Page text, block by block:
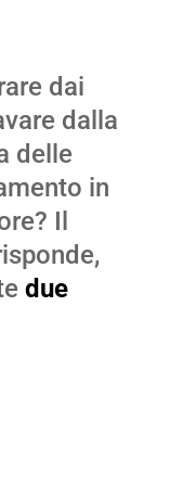
dai
dalla
delle
in
Il
due